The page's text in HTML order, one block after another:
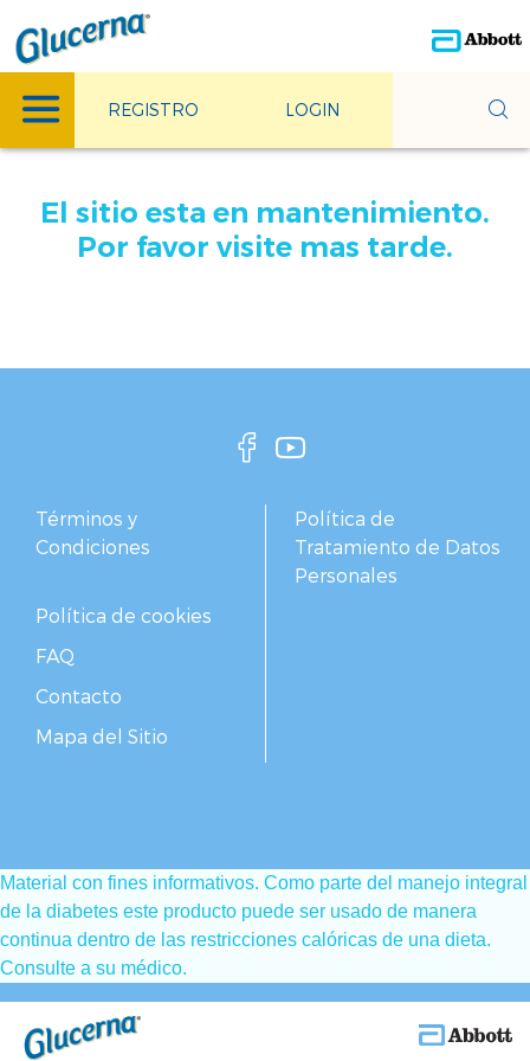
REGISTRO LOGIN
El sitio esta en mantenimiento.
Por favor visite mas tarde.
Términos y
Condiciones
Política de
Tratamiento de Datos
Personales
Política de cookies
FAQ
Contacto
Mapa del Sitio
Material con fines informativos. Como parte del manejo integral
de la diabetes este producto puede ser usado de manera
continua dentro de las restricciones calóricas de una dieta.
Consulte a su médico.